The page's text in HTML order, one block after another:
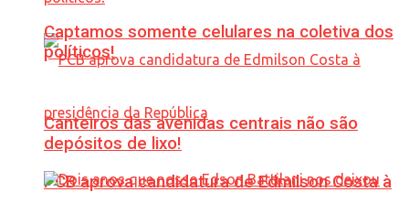
PCB aprova candidatura de Edmilson Costa à
Captamos somente celulares na coletiva dos
políticos!
Canteiros das avenidas centrais não são
depósitos de lixo!